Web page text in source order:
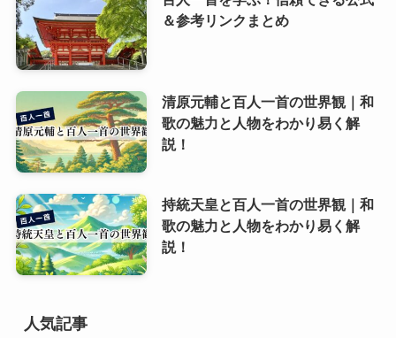
＆参考リンクまとめ
清原元輔と百人一首の世界観｜和
歌の魅力と人物をわかり易く解
説！
持統天皇と百人一首の世界観｜和
歌の魅力と人物をわかり易く解
説！
人気記事